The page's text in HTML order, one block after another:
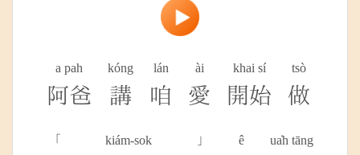
a pah
阿爸
kóng
講
lán
咱
ài
愛
khai sí
開始
tsò
做
「 kiám-sok 」 ê ua̍h tāng